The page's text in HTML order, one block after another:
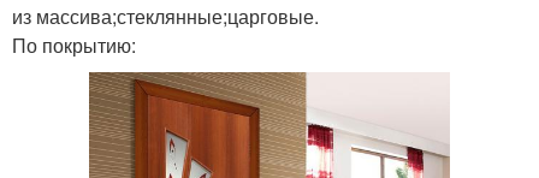
из массива;стеклянные;царговые.
По покрытию: